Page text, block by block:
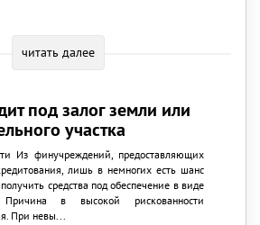
читать далее
под залог земли или
участка
Из финучреждений, предоставляющих
лишь в немногих есть шанс
средства под обеспечение в виде
в высокой рискованности
При невы...